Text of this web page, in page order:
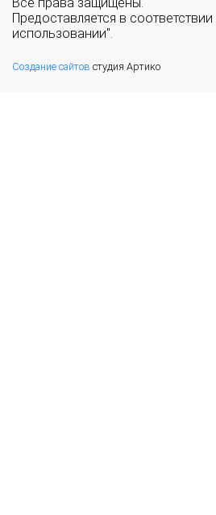
Предоставляется в
использовании".
Создание сайтов студия Артико